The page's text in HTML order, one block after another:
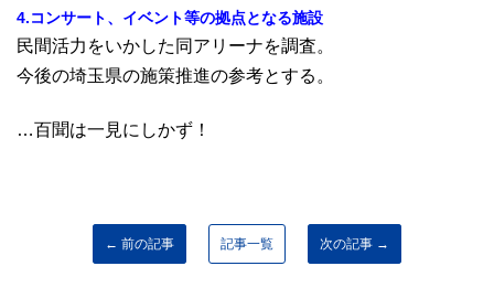
4.コンサート、イベント等の拠点となる施設
民間活力をいかした 同アリーナを調査。
今後の埼玉県の施策推進の参考とする。
…百聞は一見にしかず！
← 前の記事 記事一覧 次の記事 →